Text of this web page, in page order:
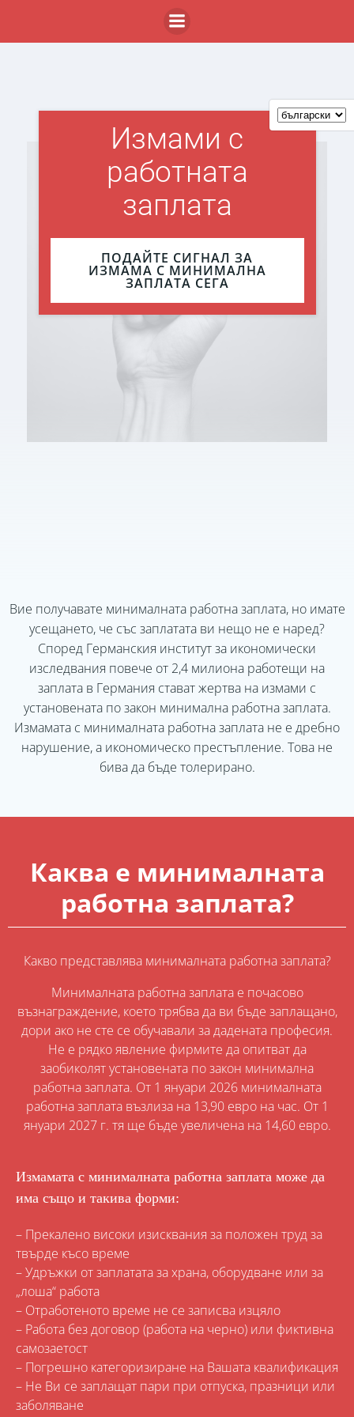
to
content
Измами с
работната
заплата
ПОДАЙТЕ СИГНАЛ ЗА
ИЗМАМА С МИНИМАЛНА
ЗАПЛАТА СЕГА
Вие получавате минималната работна заплата, но имате
усещането, че със заплатата ви нещо не е наред?
Според Германския институт за икономически
изследвания повече от 2,4 милиона работещи на
заплата в Германия стават жертва на измами с
установената по закон минимална работна заплата.
Измамата с минималната работна заплата не е дребно
нарушение, а икономическо престъпление. Това не
бива да бъде толерирано.
Каква е минималната
работна заплата?
Какво представлява минималната работна заплата?
Минималната работна заплата е почасово
възнаграждение, което трябва да ви бъде заплащано,
дори ако не сте се обучавали за дадената професия.
Не е рядко явление фирмите да опитват да
заобиколят установената по закон минимална
работна заплата. От 1 януари 2026 минималната
работна заплата възлиза на 13,90 евро на час. От 1
януари 2027 г. тя ще бъде увеличена на 14,60 евро.
Измамата с минималната работна заплата може да
има също и такива форми:
– Прекалено високи изисквания за положен труд за
твърде късо време
– Удръжки от заплатата за храна, оборудване или за
„лоша“ работа
– Отработеното време не се записва изцяло
– Работа без договор (работа на черно) или фиктивна
самозаетост
– Погрешно категоризиране на Вашата квалификация
– Не Ви се заплащат пари при отпуска, празници или
заболяване